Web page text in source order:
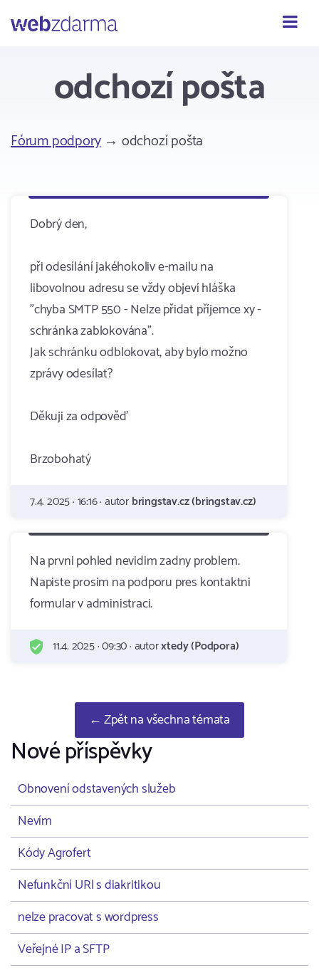
Webzdarma
odchozí pošta
Fórum podpory→ odchozí pošta
Dobrý den,
při odesílání jakéhokoliv e-mailu na
libovolnou adresu se vždy objeví hláška
"chyba SMTP 550 - Nelze přidat příjemce xy -
schránka zablokována".
Jak schránku odblokovat, aby bylo možno
zprávy odesílat?
Děkuji za odpověď
Brzobohatý
7.4. 2025 · 16:16 · autorbringstav.cz (bringstav.cz)
Na prvni pohled nevidim zadny problem.
Napiste prosim na podporu pres kontaktni
formular v administraci.
11.4. 2025 · 09:30 · autorxtedy (Podpora)
← Zpět na všechna témata
Nové příspěvky
Obnovení odstavených služeb
Nevím
Kódy Agrofert
Nefunkční URl s diakritikou
nelze pracovat s wordpress
Veřejné IP a SFTP